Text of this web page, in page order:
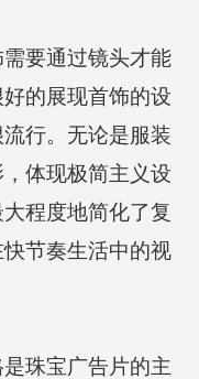
要通过镜头才能
的展现首饰的设
行。无论是服装
体现极简主义设
程度地简化了复
节奏生活中的视
珠宝广告片的主